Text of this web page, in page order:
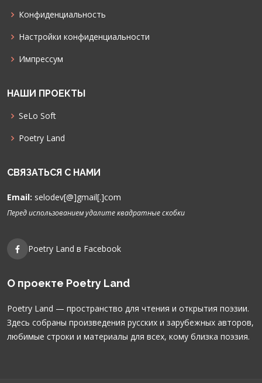
Конфиденциальность
Настройки конфиденциальности
Импрессум
НАШИ ПРОЕКТЫ
SeLo Soft
Poetry Land
СВЯЗАТЬСЯ С НАМИ
Email: selodev[@]gmail[.]com
Перед использованием удалите квадратные скобки
Poetry Land в Facebook
О проекте Poetry Land
Poetry Land — пространство для чтения и открытия поэзии.
Здесь собраны произведения русских и зарубежных авторов,
любимые строки и материалы для всех, кому близка поэзия.